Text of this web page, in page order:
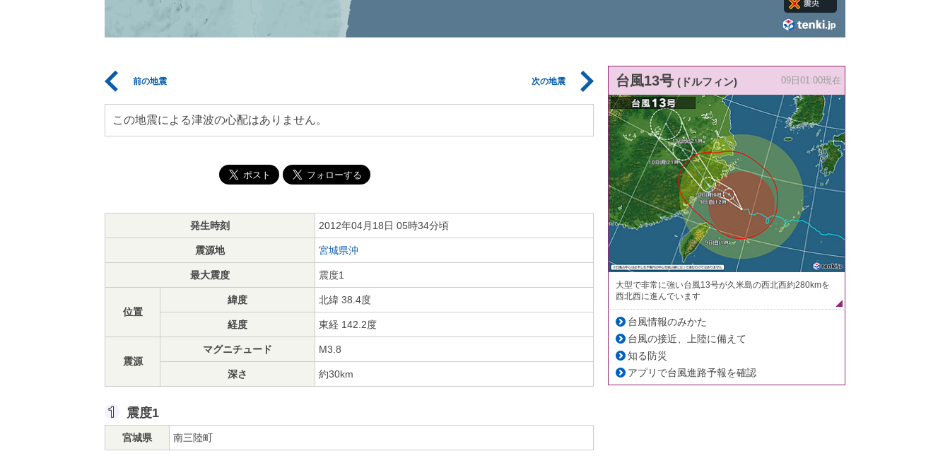
前の地震 次の地震
この地震による津波の心配はありません。
発生時刻 2012年04月18日 05時34分頃
震源地 宮城県沖
最大震度 震度1
位置
緯度 北緯 38.4度
経度 東経 142.2度
震源
マグニチュード M3.8
深さ 約30km
震度1
宮城県 南三陸町
台風13号 (ドルフィン) 09日01:00現在
大型で非常に強い台風13号が久米島の西北西約280kmを
西北西に進んでいます
台風情報のみかた
台風の接近、上陸に備えて
知る防災
アプリで台風進路予報を確認